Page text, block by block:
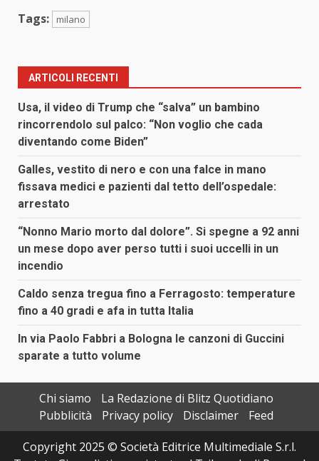
Tags: milano
ARTICOLI RECENTI
Usa, il video di Trump che “salva” un bambino
rincorrendolo sul palco: “Non voglio che cada
diventando come Biden”
Galles, vestito di nero e con una falce in mano
fissava medici e pazienti dal tetto dell’ospedale:
arrestato
“Nonno Mario morto dal dolore”. Si spegne a 92 anni
un mese dopo aver perso tutti i suoi uccelli in un
incendio
Caldo senza tregua fino a Ferragosto: temperature
fino a 40 gradi e afa in tutta Italia
In via Paolo Fabbri a Bologna le canzoni di Guccini
sparate a tutto volume
Chi siamo
La Redazione di Blitz Quotidiano
Pubblicità
Privacy policy Disclaimer
Feed
Copyright 2025 © Società Editrice Multimediale S.r.l.